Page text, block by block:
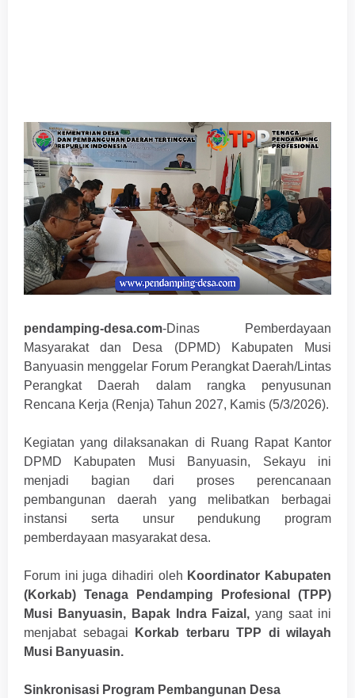
pendamping-desa.com-Dinas Pemberdayaan
Masyarakat dan Desa (DPMD) Kabupaten Musi
Banyuasin menggelar Forum Perangkat Daerah/Lintas
Perangkat Daerah dalam rangka penyusunan
Rencana Kerja (Renja) Tahun 2027, Kamis (5/3/2026).
Kegiatan yang dilaksanakan di Ruang Rapat Kantor
DPMD Kabupaten Musi Banyuasin, Sekayu ini
menjadi bagian dari proses perencanaan
pembangunan daerah yang melibatkan berbagai
instansi serta unsur pendukung program
pemberdayaan masyarakat desa.
Forum ini juga dihadiri oleh Koordinator Kabupaten
(Korkab) Tenaga Pendamping Profesional (TPP)
Musi Banyuasin, Bapak Indra Faizal, yang saat ini
menjabat sebagai
Korkab terbaru TPP di wilayah
Musi Banyuasin.
Sinkronisasi Program Pembangunan Desa